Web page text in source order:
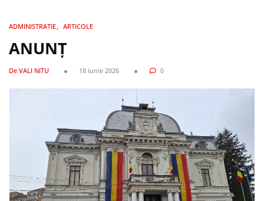
ADMINISTRATIE ARTICOLE
ANUNȚ
De VALI NITU 18 iunie 2026 0